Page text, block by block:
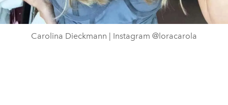
Carolina Dieckmann | Instagram @loracarola